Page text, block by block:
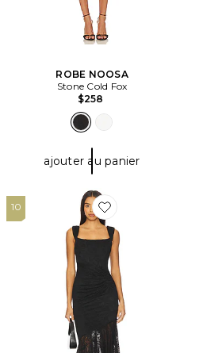
ROBE NOOSA
Stone Cold Fox
$258
ajouter au panier
10
Favorite ROBE MICAH